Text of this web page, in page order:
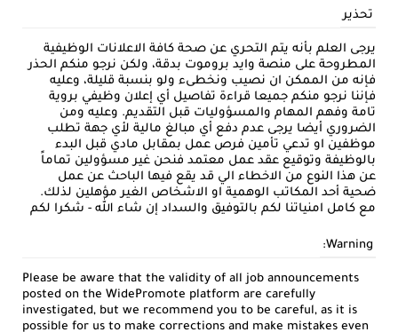
تحذير
يرجى العلم بأنه يتم التحري عن صحة كافة الاعلانات الوظيفية
المطروحة على منصة وايد بروموت بدقة، ولكن نرجو منكم الحذر
فإنه من الممكن ان نصيب ونخطىء ولو بنسبة قليلة، وعليه
فإننا نرجو منكم جميعا قراءة تفاصيل أي إعلان وظيفي بروية
تامة وفهم المهام والمسؤوليات قبل التقديم. وعليه ومن
الضروري أيضا يرجى عدم دفع أي مبالغ مالية لأي جهة تطلب
موظفين او تدعي تأمين فرص عمل بمقابل مادي قبل البدء
بالوظيفة وتوقيع عقد عمل معتمد فنحن غير مسؤولين تماماً
عن هذا النوع من الاخطاء الي قد يقع فيها الباحث عن عمل
ضحية أحد المكاتب الوهمية او الاشخاص الغير مؤهلين لذلك.
مع كامل امنياتنا لكم بالتوفيق والسداد إن شاء الله - شكرا لكم
Warning:
Please be aware that the validity of all job announcements
posted on the WidePromote platform are carefully
investigated, but we recommend you to be careful, as it is
possible for us to make corrections and make mistakes even